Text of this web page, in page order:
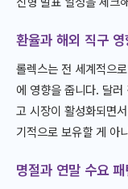
환율과 해외 직구 영
롤렉스는 전 세계적으
에 영향을 줍니다. 달
고 시장이 활성화되면
기적으로 보유할 게 아
명절과 연말 수요 패